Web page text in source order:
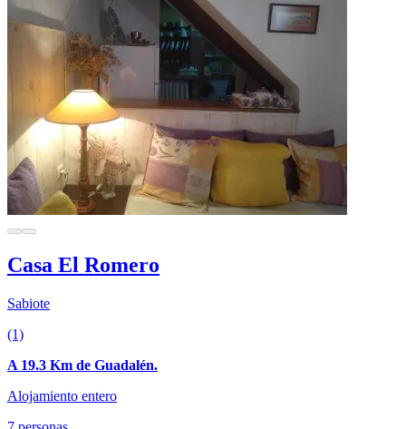
Casa El Romero
Sabiote
(1)
A 19.3 Km de Guadalén.
Alojamiento entero